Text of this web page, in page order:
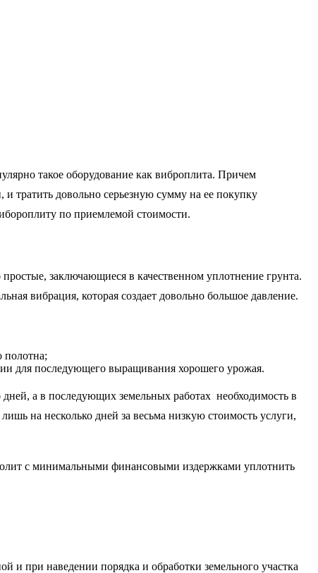
такое оборудование как виброплита. Причем
и тратить довольно серьезную сумму на ее покупку
по приемлемой стоимости.
заключающиеся в качественном уплотнение грунта.
вибрация, которая создает довольно большое давление.
для последующего выращивания хорошего урожая.
дней, а в последующих земельных работах необходимость в
на несколько дней за весьма низкую стоимость услуги,
с минимальными финансовыми издержками уплотнить
и при наведении порядка и обработки земельного участка